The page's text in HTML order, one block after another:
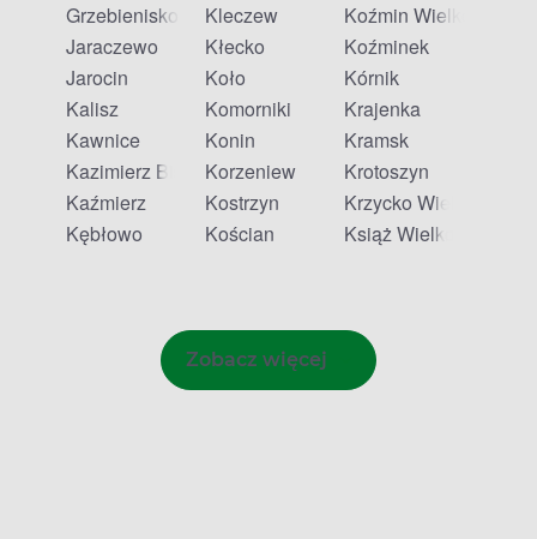
Grzebienisko
Jaraczewo
Jarocin
Kalisz
Kawnice
Kazimierz Biskupi
Kaźmierz
Kębłowo
Kleczew
Kłecko
Koło
Komorniki
Konin
Korzeniew
Kostrzyn
Kościan
Koźmin Wielkopolski
Koźminek
Kórnik
Krajenka
Kramsk
Krotoszyn
Krzycko Wielkie
Książ Wielkopolski
Zobacz więcej